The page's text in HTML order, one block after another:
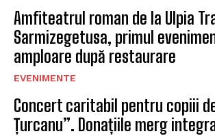
Amfiteatrul roman de la Ulpia
Sarmizegetusa, primul
amploare după restaurare
EVENIMENTE
Concert caritabil pentru copiii
Țurcanu”. Donațiile merg